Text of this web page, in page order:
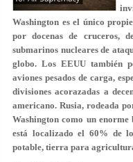
Washington es el único
por docenas de cruceros,
submarinos nucleares de
globo. Los EEUU también
aviones pesados de carga,
divisiones acorazadas a
americano. Rusia, rodeada
Washington como un
está localizado el 60% de
potable, tierra para